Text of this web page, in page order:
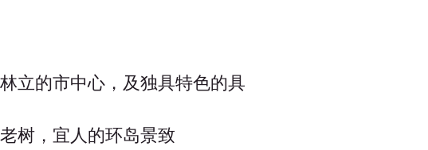
立的市中心，及独具特色的具
树，宜人的环岛景致